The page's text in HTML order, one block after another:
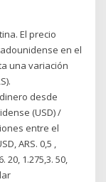
El precio
en el
una variación
desde
(USD) /
entre el
ARS. 0,5 ,
20, 1.275,3. 50,